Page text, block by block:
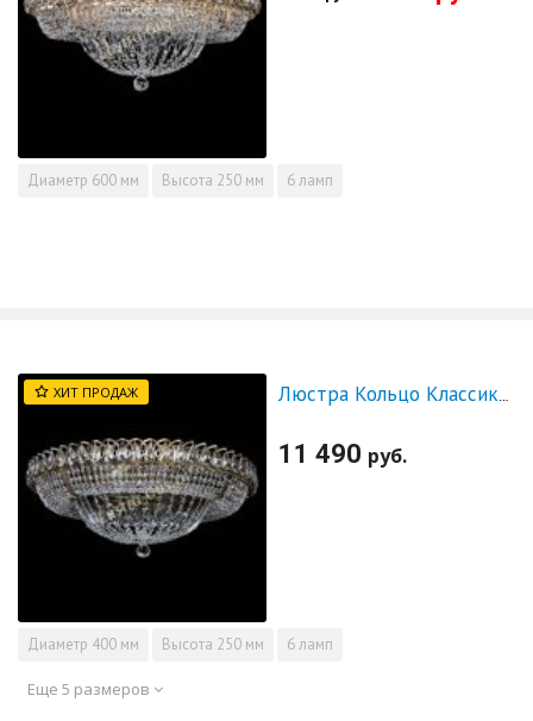
Диаметр 600 мм Высота 250 мм 6 ламп
ХИТ ПРОДАЖ
11 490 руб.
Диаметр 400 мм Высота 250 мм 6 ламп
Еще 5 размеров